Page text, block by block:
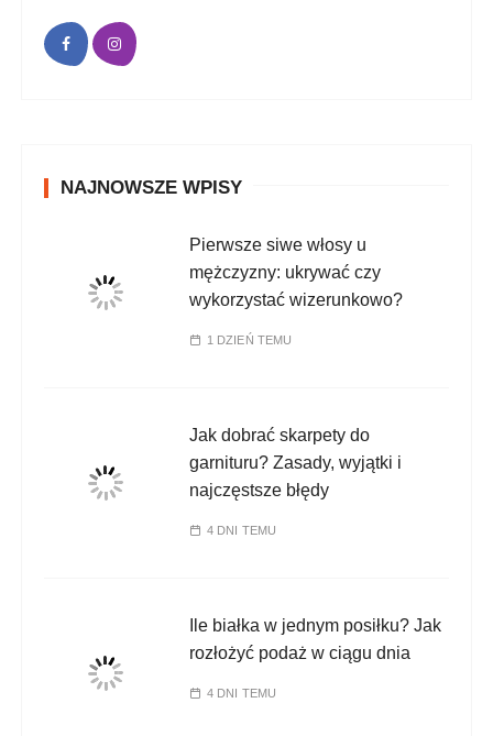
NAJNOWSZE WPISY
Pierwsze siwe włosy u
mężczyzny: ukrywać czy
wykorzystać wizerunkowo?
1 DZIEŃ TEMU
Jak dobrać skarpety do
garnituru? Zasady, wyjątki i
najczęstsze błędy
4 DNI TEMU
Ile białka w jednym posiłku? Jak
rozłożyć podaż w ciągu dnia
4 DNI TEMU